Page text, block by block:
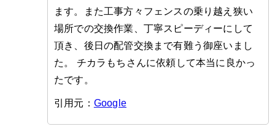
ます。また工事方々フェンスの乗り越え狭い
場所での交換作業、丁寧スピーディーにして
頂き、後日の配管交換まで有難う御座いまし
た。 チカラもちさんに依頼して本当に良かっ
たです。
引用元： Google